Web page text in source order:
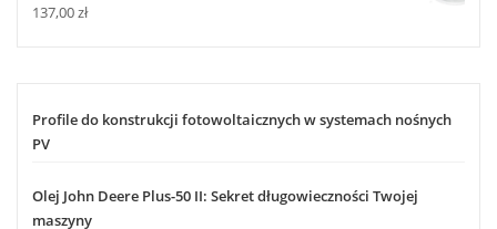
137,00zł
Profile do konstrukcji fotowoltaicznych w systemach nośnych
PV
Olej John Deere Plus-50 II: Sekret długowieczności Twojej
maszyny